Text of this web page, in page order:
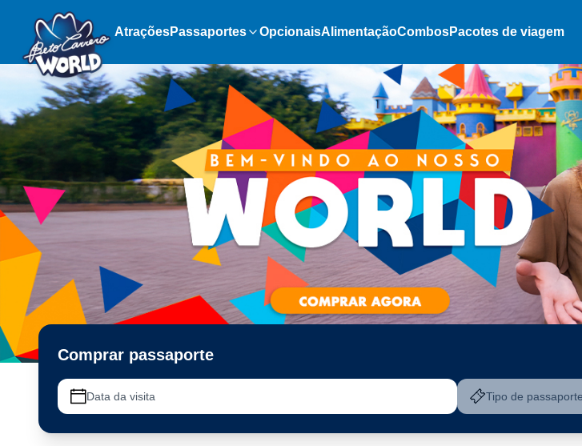
AtraçõesPassaportes OpcionaisAlimentaçãoCombosPacotes de viagem
Comprar passaporte
Data da visita Tipo de passaporte